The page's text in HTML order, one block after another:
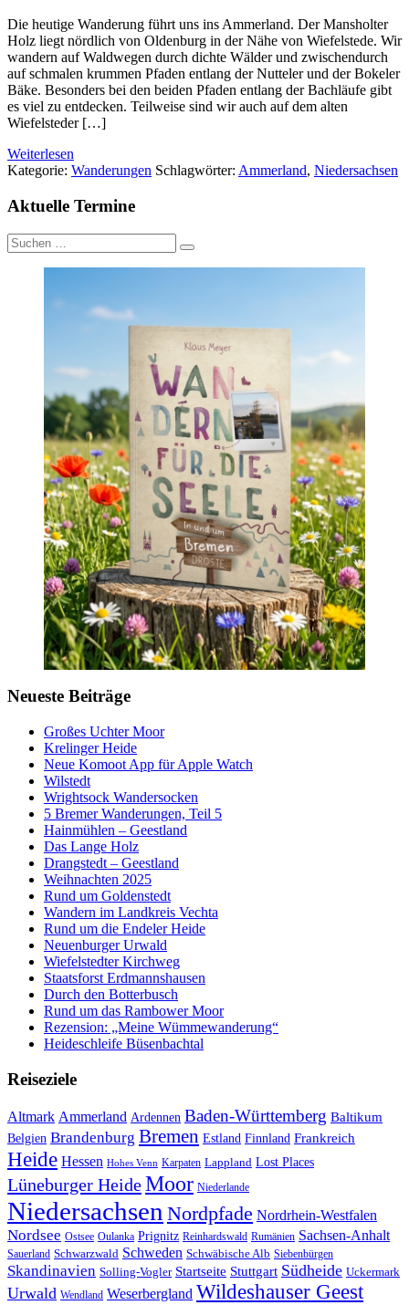
Die heutige Wanderung führt uns ins Ammerland. Der Mansholter
Holz liegt nördlich von Oldenburg in der Nähe von Wiefelstede. Wir
wandern auf Waldwegen durch dichte Wälder und zwischendurch
auf schmalen krummen Pfaden entlang der Nutteler und der Bokeler
Bäke. Besonders bei den beiden Pfaden entlang der Bachläufe gibt
es viel zu entdecken. Teilweise sind wir auch auf dem alten
Wiefelsteder […]
Weiterlesen
Kategorie: Wanderungen Schlagwörter: Ammerland, Niedersachsen
Aktuelle Termine
Suche
nach:
Neueste Beiträge
Großes Uchter Moor
Krelinger Heide
Neue Komoot App für Apple Watch
Wilstedt
Wrightsock Wandersocken
5 Bremer Wanderungen, Teil 5
Hainmühlen – Geestland
Das Lange Holz
Drangstedt – Geestland
Weihnachten 2025
Rund um Goldenstedt
Wandern im Landkreis Vechta
Rund um die Endeler Heide
Neuenburger Urwald
Wiefelstedter Kirchweg
Staatsforst Erdmannshausen
Durch den Botterbusch
Rund um das Rambower Moor
Rezension: „Meine Wümmewanderung“
Heideschleife Büsenbachtal
Reiseziele
Altmark Ammerland Ardennen Baden-Württemberg Baltikum
Belgien Brandenburg Bremen Estland Finnland Frankreich
Heide Hessen Hohes Venn Karpaten Lappland Lost Places
Lüneburger HeideMoor Niederlande
Niedersachsen Nordpfade Nordrhein-Westfalen
Nordsee Ostsee Oulanka Prignitz Reinhardswald Rumänien Sachsen-Anhalt
Sauerland Schwarzwald Schweden Schwäbische Alb Siebenbürgen
Skandinavien Solling-Vogler Startseite Stuttgart Südheide Uckermark
Urwald Wendland Weserbergland Wildeshauser Geest